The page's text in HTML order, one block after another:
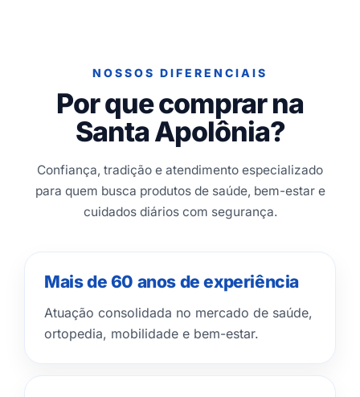
NOSSOS DIFERENCIAIS
Por que comprar na
Santa Apolônia?
Confiança, tradição e atendimento especializado
para quem busca produtos de saúde, bem-estar e
cuidados diários com segurança.
Mais de 60 anos de experiência
Atuação consolidada no mercado de saúde,
ortopedia, mobilidade e bem-estar.